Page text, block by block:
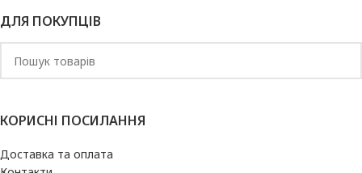
ДЛЯ ПОКУПЦІВ
КОРИСНІ ПОСИЛАННЯ
Доставка та оплата